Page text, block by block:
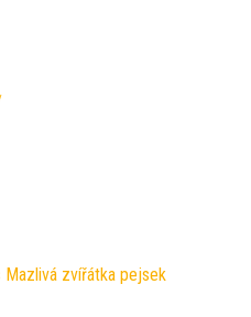
Mazlivá zvířátka pejsek